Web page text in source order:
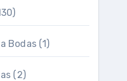
Bodas (1)
(2)